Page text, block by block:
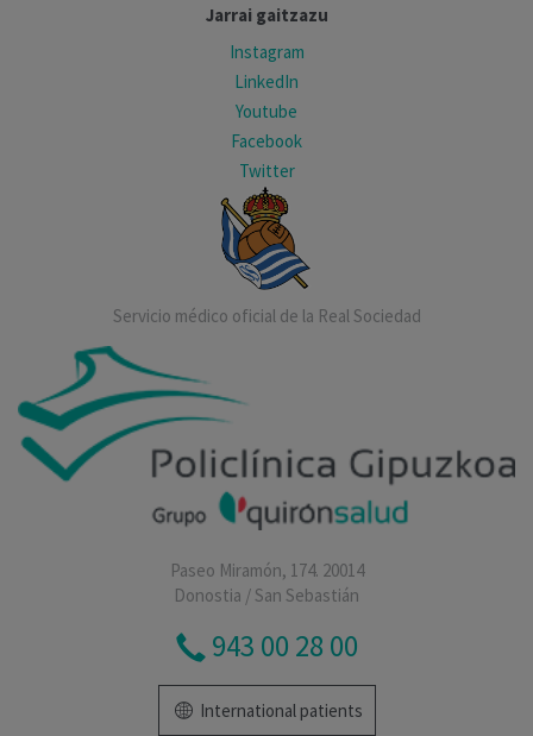
Jarrai gaitzazu
Instagram
LinkedIn
Youtube
Facebook
Twitter
Servicio médico oficial de la Real Sociedad
Paseo Miramón, 174. 20014
Donostia / San Sebastián
943 00 28 00
International patients